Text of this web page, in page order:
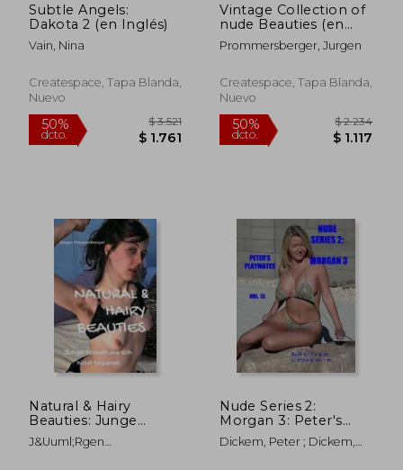
50%
dcto.
50%
dcto.
Subtle Angels:
Dakota 2 (en Inglés)
Vain, Nina
Createspace, Tapa Blanda,
Nuevo
Vintage Collection of
nude Beauties (en
Alemán)
Prommersberger, Jurgen
Createspace, Tapa Blanda,
Nuevo
Natural & Hairy
Beauties: Junge
Frauen die Sich Nicht
Rasieren (en Alemán)
J&Uuml;Rgen
Nude Series 2:
Morgan 3: Peter's
Playmates (en Inglés)
Dickem, Peter ; Dickem,